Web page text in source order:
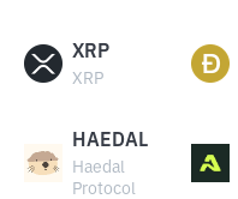
XRP
XRP
HAEDAL
Haedal
Protocol